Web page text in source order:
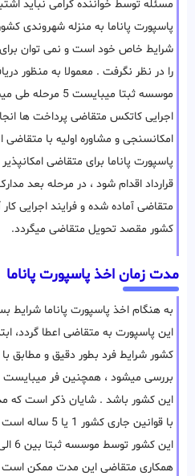
مسئله توسط خواننده گرامی نباید
پاسپورت پاناما به منزله شهروندی
شرایط خاص خود است و نمی توان برای
را در نظر نگرفت . معمولا به منظور
موسسه ثبتا
اجرایی کاتکس متقاضی پرداخت ها
امکانسنجی و مشاوره اولیه با
پاسپورت پاناما برای متقاضی
قرارداد اقدام شود ، در مرحله بعد
متقاضی آماده شده و فرایند اجرایی
کشور مقصد تحویل متقاضی میگردد.
مدت زمان اخذ پاسپورت پاناما
به هنگام اخذ پاسپورت پاناما شرایط
این پاسپورت به متقاضی اعطا گردد،
کشور شرایط فرد بطور دقیق و مطابق
بررسی میشود ، همچنین فر میبایست
این کشور باشد . شایان ذکر است که
با قوانین جاری
همکاری متقاضی این مدت ممکن